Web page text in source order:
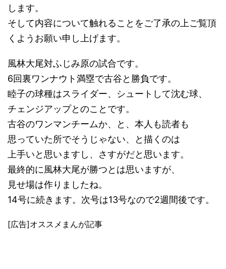
します。
そして内容について触れることをご了承の上ご覧頂
くようお願い申し上げます。
風林大尾対ふじみ原の試合です。
6回裏ワンナウト満塁で古谷と勝負です。
睦子の球種はスライダー、シュートして沈む球、
チェンジアップとのことです。
古谷のワンマンチームか、と、本人も読者も
思っていた所でそうじゃない、と描くのは
上手いと思いますし、さすがだと思います。
最終的に風林大尾が勝つとは思いますが、
見せ場は作りましたね。
14号に続きます。次号は13号なので2週間後です。
[広告]オススメまんが記事